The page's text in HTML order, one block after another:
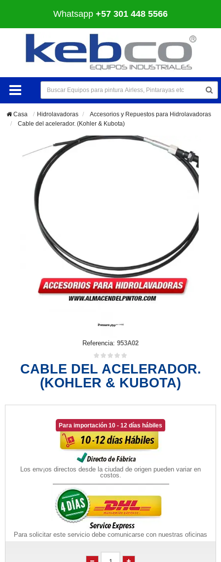
Whatsapp +57 301 448 5566
Casa Hidrolavadoras >
Accesorios y Repuestos para Hidrolavadoras
>
Cable del acelerador. (Kohler & Kubota)
Referencia: 953A02
CABLE DEL ACELERADOR.
(KOHLER & KUBOTA)
Para importación 10 - 12 días hábiles
Los env¡os directos desde la ciudad de origen pueden variar en
costos.
Para solicitar este servicio debe comunicarse con nuestras oficinas